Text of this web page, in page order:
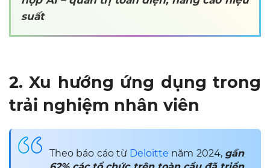
suất
2. Xu hướng ứng dụng trong
trải nghiệm nhân viên
Theo báo cáo từ Deloitte năm 2024, gần